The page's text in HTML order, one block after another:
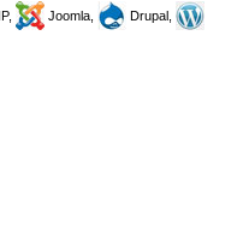
Joomla,
Drupal,